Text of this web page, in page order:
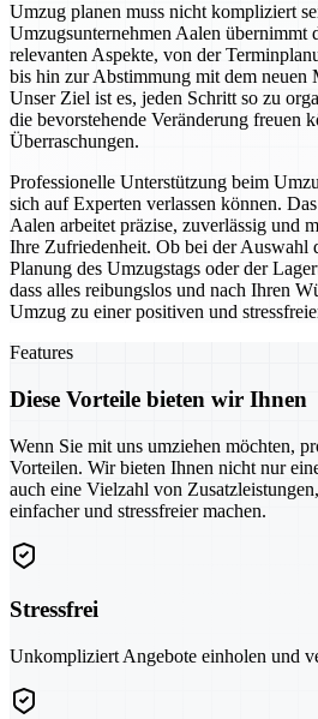
Umzug planen muss nicht kompliziert
Umzugsunternehmen Aalen übernimmt
relevanten Aspekte, von der
bis hin zur Abstimmung mit dem neuen
Unser Ziel ist es, jeden Schritt so zu
die bevorstehende Veränderung freuen
Überraschungen.
Professionelle Unterstützung beim
sich auf Experten verlassen können.
Aalen arbeitet präzise, zuverlässig und
Ihre Zufriedenheit. Ob bei der Auswahl
Planung des Umzugstags oder der
dass alles reibungslos und nach Ihren
Umzug zu einer positiven und
Features
Diese Vorteile bieten wir Ihnen
Wenn Sie mit uns umziehen möchten,
Vorteilen. Wir bieten Ihnen nicht nur
auch eine Vielzahl von
einfacher und stressfreier machen.
Stressfrei
Unkompliziert Angebote einholen und